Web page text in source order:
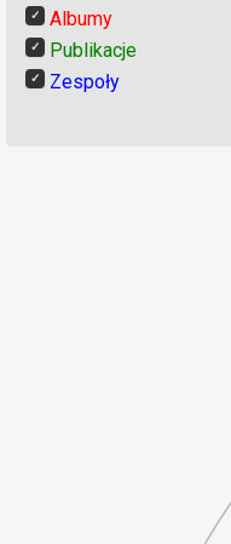
Albumy
Publikacje
Zespoły